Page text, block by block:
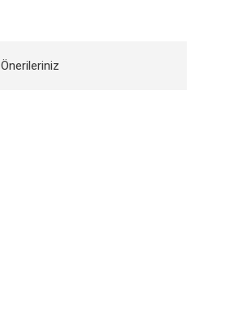
Önerileriniz